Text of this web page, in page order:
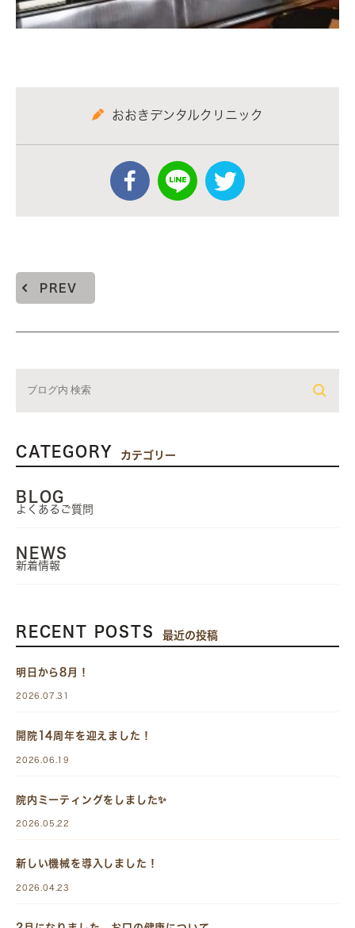
おおきデンタルクリニック
PREV
CATEGORY カテゴリー
BLOG
よくあるご質問
NEWS
新着情報
RECENT POSTS 最近の投稿
明日から8月！
2026.07.31
開院14周年を迎えました！
2026.06.19
院内ミーティングをしました✨
2026.05.22
新しい機械を導入しました！
2026.04.23